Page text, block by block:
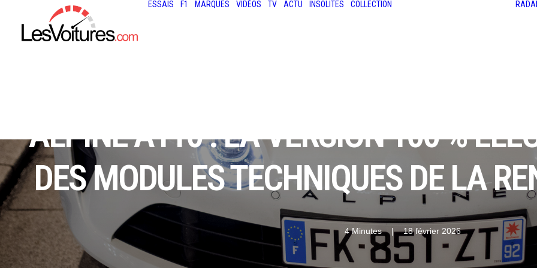
ESSAIS F1 MARQUES VIDÉOS TV ACTU INSOLITES COLLECTION
ALPINE A110 : LA VERSION 100 %
DES MODULES TECHNIQUES DE LA
4 Minutes | 18 février 2026